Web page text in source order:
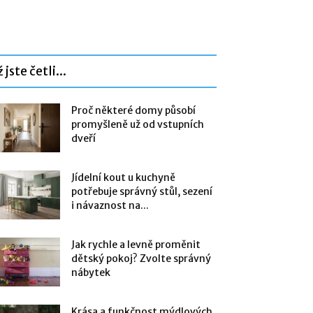
jste četli...
Proč některé domy působí
promyšleně už od vstupních
dveří
Jídelní kout u kuchyně
potřebuje správný stůl, sezení
i návaznost na...
Jak rychle a levně proměnit
dětský pokoj? Zvolte správný
nábytek